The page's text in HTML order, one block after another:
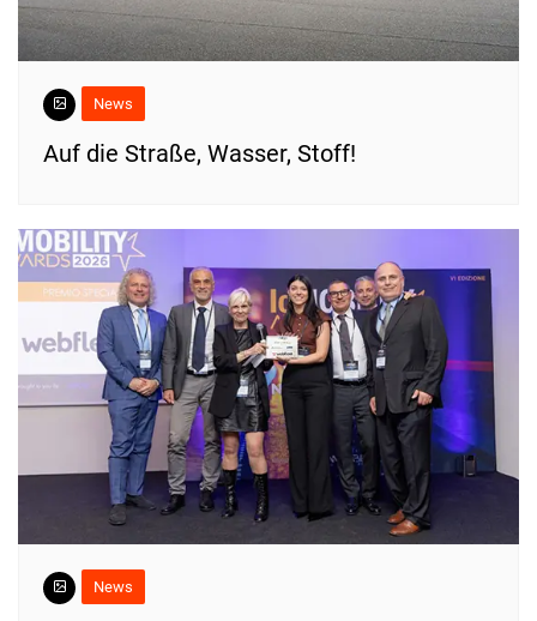
News
​Auf die Straße, Wasser, Stoff!
News